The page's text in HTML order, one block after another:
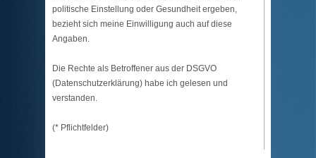
politische Einstellung oder Gesundheit ergeben,
bezieht sich meine Einwilligung auch auf diese
Angaben.
Die Rechte als Betroffener aus der DSGVO
(Datenschutzerklärung) habe ich gelesen und
verstanden.
(* Pflichtfelder)